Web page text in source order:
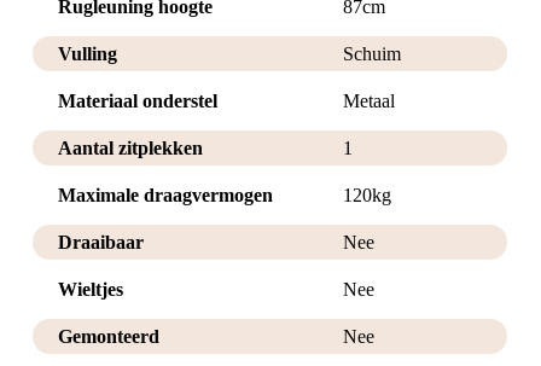
Rugleuning hoogte 87cm
Vulling Schuim
Materiaal onderstel Metaal
Aantal zitplekken 1
Maximale draagvermogen 120kg
Draaibaar Nee
Wieltjes Nee
Gemonteerd Nee